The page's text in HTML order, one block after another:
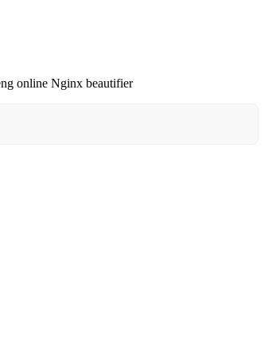
online Nginx beautifier